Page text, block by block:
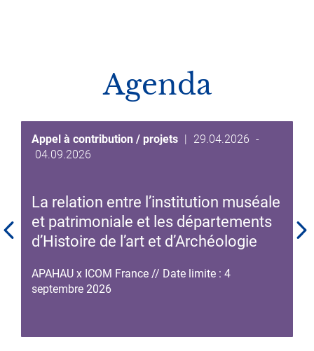
Agenda
Appel à contribution / projets | Date
l'événement
29.04.2026 -
Date
de
l'événement
04.09.2026
La relation entre l’institution muséale
et patrimoniale et les départements
d’Histoire de l’art et d’Archéologie
APAHAU x ICOM France // Date limite : 4
septembre 2026